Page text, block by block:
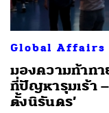
Global Affairs
มองความท้าทา
ที่ปัญหารุมเร้า
ตั้งนิรันดร’